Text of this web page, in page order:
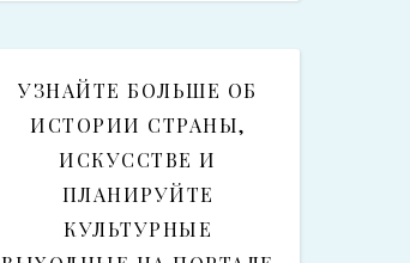
УЗНАЙТЕ БОЛЬШЕ ОБ
ИСТОРИИ СТРАНЫ,
ИСКУССТВЕ И
ПЛАНИРУЙТЕ
КУЛЬТУРНЫЕ